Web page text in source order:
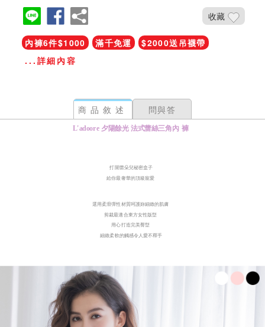
收藏
內褲6件$1000 滿千免運
$2000送吊襪帶
...詳細內容
商品敘述 問與答